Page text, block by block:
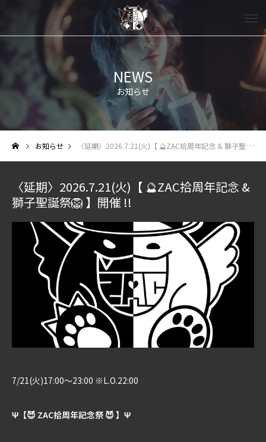
NEWS
お知らせ
お知らせ 〈延期〉2026.7.21(火)【 🔮ZAC拾周年記念 & 獅子聖誕祭🦁 】開催 !!
〈延期〉2026.7.21(火)【 🔮ZAC拾周年記念 &
獅子聖誕祭🦁 】開催 !!
7/21(火)17:00～23:00 ※L.O.22:00
Ψ【😈 ZAC拾周年記念祭 😈 】Ψ